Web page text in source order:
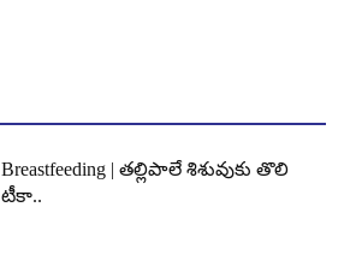
Breastfeeding | తల్లిపాలే శిశువుకు తొలి
టీకా..